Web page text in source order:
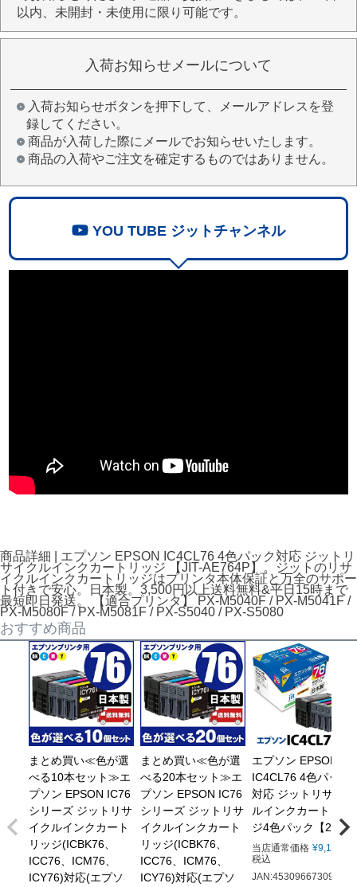
以内、未開封・未使用に限り可能です。
入荷お知らせメールについて
入荷お知らせボタンを押下して、メールアドレスを登
録してください。
商品が入荷した際にメールでお知らせいたします。
商品の入荷やご注文を確定するものではありません。
YOU TUBE ジットチャンネル
商品詳細 | エプソン EPSON IC4CL76 4色パック対応 ジットリ
サイクルインクカートリッジ 【JIT-AE764P】。ジットのリサ
イクルインクカートリッジはプリンタ本体保証と万全のサポー
ト付きで安心。日本製。3,500円以上送料無料&平日15時まで
最短即日発送。 【適合プリンタ】 PX-M5040F / PX-M5041F /
PX-M5080F / PX-M5081F / PX-S5040 / PX-S5080
おすすめ商品
まとめ買い≪色が選
べる10本セット≫エ
プソン EPSON IC76
シリーズ ジットリサ
イクルインクカート
リッジ(ICBK76、
ICC76、ICM76、
ICY76)対応(エプソ
まとめ買い≪色が選
べる20本セット≫エ
プソン EPSON IC76
シリーズ ジットリサ
イクルインクカート
リッジ(ICBK76、
ICC76、ICM76、
ICY76)対応(エプソ
エプソン EPSON
IC4CL76 4色パック
対応 ジットリサイク
ルインクカートリッ
ジ4色パック【20】
当店通常価格 ¥9,182
税込
JAN:4530966730940